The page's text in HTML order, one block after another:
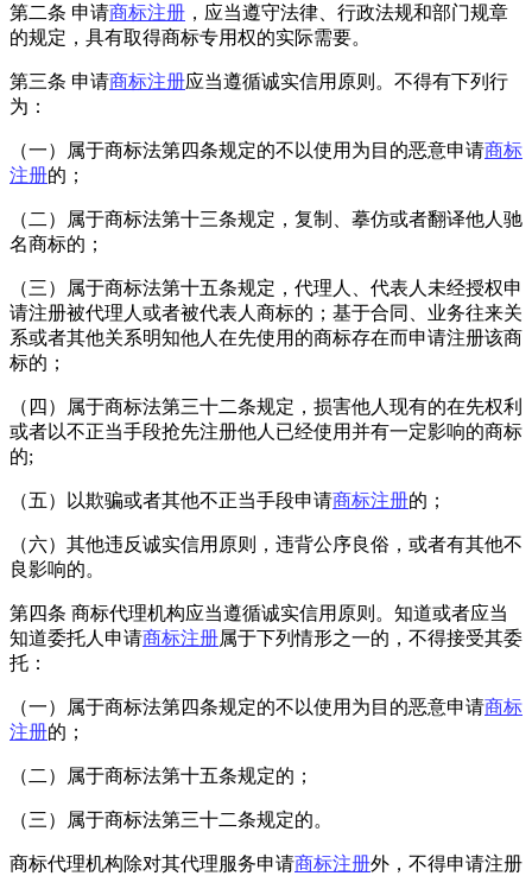
第二条 申请商标注册 ，应当遵守法律、行政法规和部门规章
的规定，具有取得商标专用权的实际需要。
第三条 申请商标注册应当遵循诚实信用原则。不得有下列行
为：
（一）属于商标法第四条规定的不以使用为目的恶意申请商标
注册的；
（二）属于商标法第十三条规定，复制、摹仿或者翻译他人驰
名商标的；
（三）属于商标法第十五条规定，代理人、代表人未经授权申
请注册被代理人或者被代表人商标的；基于合同、业务往来关
系或者其他关系明知他人在先使用的商标存在而申请注册该商
标的；
（四）属于商标法第三十二条规定，损害他人现有的在先权利
或者以不正当手段抢先注册他人已经使用并有一定影响的商标
的;
（五）以欺骗或者其他不正当手段申请商标注册的；
（六）其他违反诚实信用原则，违背公序良俗，或者有其他不
良影响的。
第四条 商标代理机构应当遵循诚实信用原则。知道或者应当
知道委托人申请商标注册属于下列情形之一的，不得接受其委
托：
（一）属于商标法第四条规定的不以使用为目的恶意申请商标
注册的；
（二）属于商标法第十五条规定的；
（三）属于商标法第三十二条规定的。
商标代理机构除对其代理服务申请商标注册外，不得申请注册